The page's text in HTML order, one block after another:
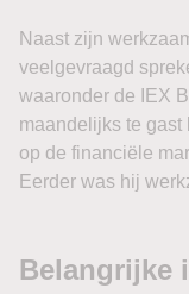
Naast zijn
veelgevraagd
waaronder de IEX
maandelijks te
op de financiële
Eerder was hij